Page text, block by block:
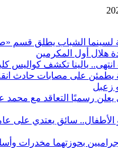
لسينما الشباب يطلق قسم
هلال أول المكرمين
يالينا تكشف كواليس
يطمئن على مصابات حادث
زعبل
رسميًا التعاقد مع محمد
سائق يعتدي على
بحوزتهما مخدرات